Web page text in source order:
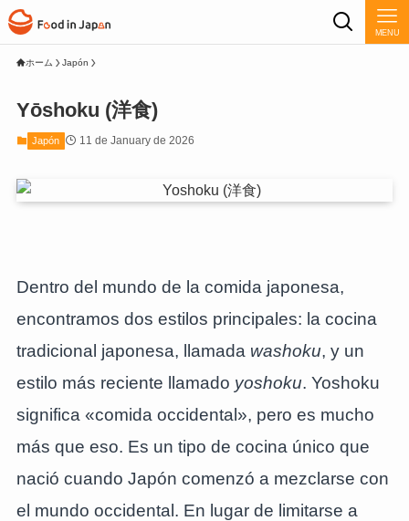
MENU
ホーム Japón
Yōshoku (洋食)
Japón 11 de January de 2026
Dentro del mundo de la comida japonesa,
encontramos dos estilos principales: la cocina
tradicional japonesa, llamada washoku, y un
estilo más reciente llamado yoshoku. Yoshoku
significa «comida occidental», pero es mucho
más que eso. Es un tipo de cocina único que
nació cuando Japón comenzó a mezclarse con
el mundo occidental. En lugar de limitarse a